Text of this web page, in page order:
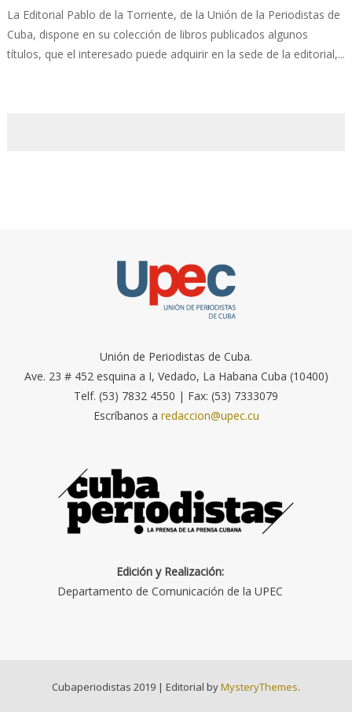
La Editorial Pablo de la Torriente, de la Unión de la Periodistas de
Cuba, dispone en su colección de libros publicados algunos
títulos, que el interesado puede adquirir en la sede de la editorial,...
Unión de Periodistas de Cuba.
Ave. 23 # 452 esquina a I, Vedado, La Habana Cuba (10400)
Telf. (53) 7832 4550 | Fax: (53) 7333079
Escríbanos a redaccion@upec.cu
Edición y Realización:
Departamento de Comunicación de la UPEC
Cubaperiodistas 2019 | Editorial byMysteryThemes.